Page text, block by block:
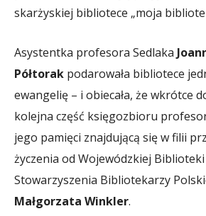
skarżyskiej bibliotece „moja
Asystentka profesora Sedlaka
Półtorak podarowała bibliotece
ewangelię – i obiecała, że wkrótce
kolejna część księgozbioru
jego pamięci znajdującą się w filii
życzenia od Wojewódzkiej
Stowarzyszenia Bibliotekarzy
Małgorzata Winkler.